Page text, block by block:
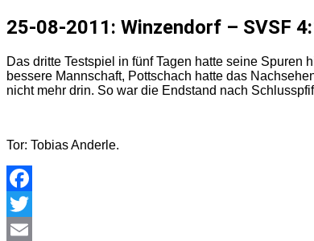
25-08-2011: Winzendorf – SVSF
Das dritte Testspiel in fünf Tagen hatte seine
bessere Mannschaft, Pottschach hatte das
nicht mehr drin. So war die Endstand nach
Tor: Tobias Anderle.
Facebook
Twitter